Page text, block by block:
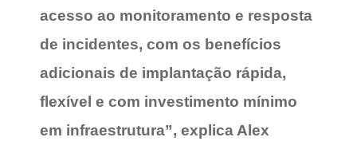
acesso ao monitoramento e resposta
de incidentes, com os benefícios
adicionais de implantação rápida,
flexível e com investimento mínimo
em infraestrutura”, explica Alex